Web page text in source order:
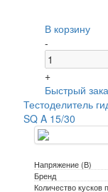
В корзину
-
+
Быстрый
Тестоделитель
SQ A 15/30
Напряжение (В)
Бренд
Количество кусков